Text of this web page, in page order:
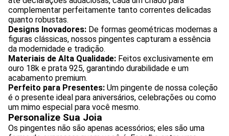
complementar perfeitamente tanto correntes delicadas
quanto robustas.
Designs Inovadores: De formas geométricas modernas a
figuras clássicas, nossos pingentes capturam a essência
da modernidade e tradição.
Materiais de Alta Qualidade: Feitos exclusivamente em
ouro 18k e prata 925, garantindo durabilidade e um
acabamento premium.
Perfeito para Presentes: Um pingente de nossa coleção
é o presente ideal para aniversários, celebrações ou como
um mimo especial para você mesmo.
Personalize Sua Joia
Os pingentes não são apenas acessórios; eles são uma